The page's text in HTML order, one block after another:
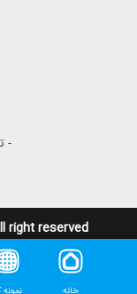
-
right reserved